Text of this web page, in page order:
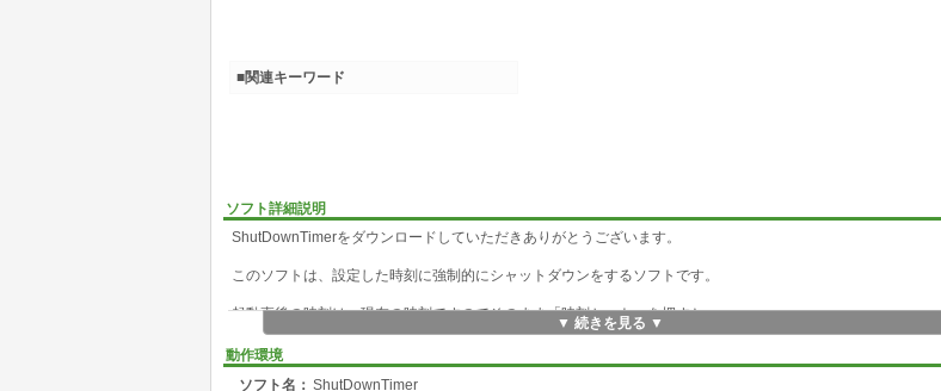
ソフト詳細説明
ShutDownTimerをダウンロードしていただきありがとうございます。
このソフトは、設定した時刻に強制的にシャットダウンをするソフトです。
起動直後の時刻は、現在の時刻ですのでそのまま「時刻セット」を押すと
直ちに、シャットダウンを開始しますので、ご注意ください。
▼ 続きを見る ▼
動作環境
ソフト名： ShutDownTimer
■関連キーワード